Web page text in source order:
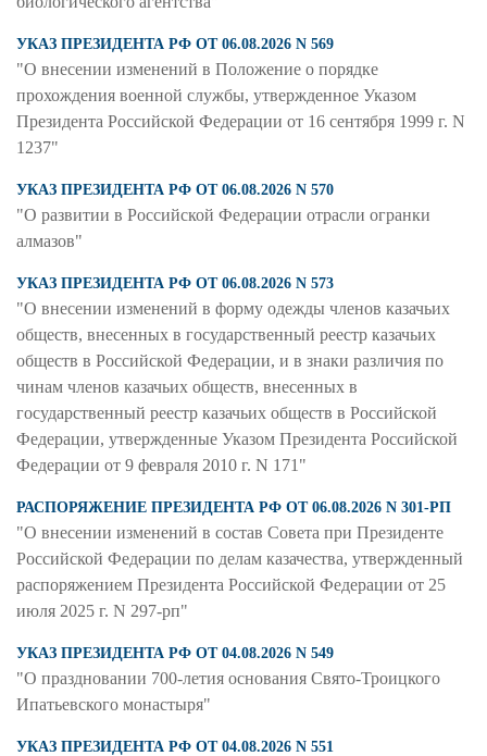
УКАЗ ПРЕЗИДЕНТА РФ ОТ 06.08.2026 N 569
"О внесении изменений в Положение о порядке
прохождения военной службы, утвержденное Указом
Президента Российской Федерации от 16 сентября 1999 г. N
1237"
УКАЗ ПРЕЗИДЕНТА РФ ОТ 06.08.2026 N 570
"О развитии в Российской Федерации отрасли огранки
алмазов"
УКАЗ ПРЕЗИДЕНТА РФ ОТ 06.08.2026 N 573
"О внесении изменений в форму одежды членов казачьих
обществ, внесенных в государственный реестр казачьих
обществ в Российской Федерации, и в знаки различия по
чинам членов казачьих обществ, внесенных в
государственный реестр казачьих обществ в Российской
Федерации, утвержденные Указом Президента Российской
Федерации от 9 февраля 2010 г. N 171"
РАСПОРЯЖЕНИЕ ПРЕЗИДЕНТА РФ ОТ 06.08.2026 N 301-РП
"О внесении изменений в состав Совета при Президенте
Российской Федерации по делам казачества, утвержденный
распоряжением Президента Российской Федерации от 25
июля 2025 г. N 297-рп"
УКАЗ ПРЕЗИДЕНТА РФ ОТ 04.08.2026 N 549
"О праздновании 700-летия основания Свято-Троицкого
Ипатьевского монастыря"
УКАЗ ПРЕЗИДЕНТА РФ ОТ 04.08.2026 N 551